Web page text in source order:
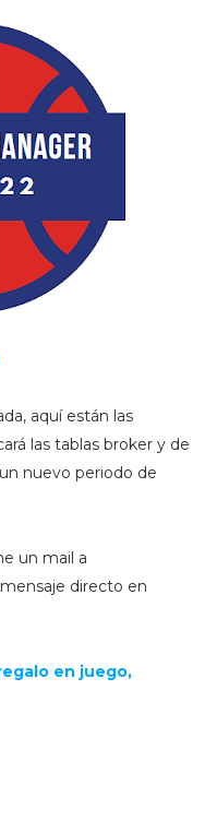
aquí están las
las tablas broker y de
nuevo periodo de
un mail a
directo en
en juego,